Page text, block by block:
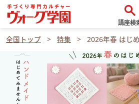
search
講座検
全国トップ 特集 2026年春 はじ